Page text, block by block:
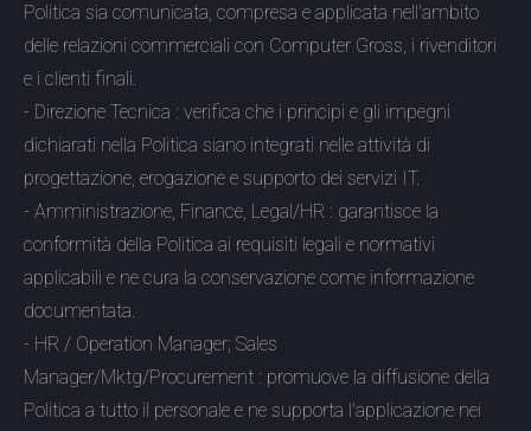
Politica sia comunicata, compresa e applicata nell'ambito
delle relazioni commerciali con Computer Gross, i rivenditori
e i clienti finali.
- Direzione Tecnica : verifica che i principi e gli impegni
dichiarati nella Politica siano integrati nelle attività di
progettazione, erogazione e supporto dei servizi IT.
- Amministrazione, Finance, Legal/HR : garantisce la
conformità della Politica ai requisiti legali e normativi
applicabili e ne cura la conservazione come informazione
documentata.
- HR / Operation Manager; Sales
Manager/Mktg/Procurement : promuove la diffusione della
Politica a tutto il personale e ne supporta l'applicazione nei